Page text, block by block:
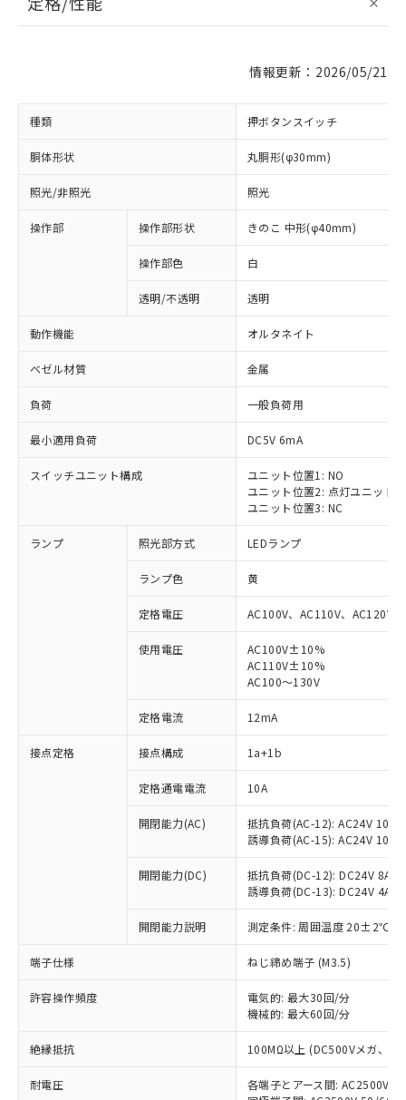
情報更新：2026/05/21
種類 押ボタンスイッチ
胴体形状 丸胴形(φ30mm)
照光/非照光 照光
操作部 操作部形状 きのこ 中形(φ40mm)
操作部色 白
透明/不透明 透明
動作機能 オルタネイト
ベゼル材質 金属
負荷 一般負荷用
最小適用負荷 DC5V 6mA
スイッチユニット構成
ユニット位置1: NO
ユニット位置2: 点灯ユニット
ユニット位置3: NC
ランプ 照光部方式 LEDランプ
ランプ色 黄
定格電圧 AC100V、AC110V、AC120V
使用電圧
AC100V±10%
AC110V±10%
AC100～130V
定格電流 12mA
接点定格 接点構成 1a+1b
定格通電電流 10A
開閉能力(AC)
抵抗負荷(AC-12): AC24V 10A/
誘導負荷(AC-15): AC24V
開閉能力(DC)
抵抗負荷(DC-12): DC24V 8A/
誘導負荷(DC-13): DC24V 4A/
開閉能力説明 測定条件: 周囲温度 20±2℃、
端子仕様 ねじ締め端子 (M3.5)
許容操作頻度
電気的: 最大30回/分
機械的: 最大60回/分
絶縁抵抗 100MΩ以上 (DC500Vメガ、点
耐電圧
各端子とアース間: AC2500V
ご利用条件
以下の条件をお読みいただき、同意のうえ
本サービスは、当社制御機器事業取扱
商品の当社在庫状況および標準価格
(税抜)を提供させていただくもので
当社制御機器事業取扱商品の中には、
本サービスの対象外となる商品もある
ことをご了承ください。
※1 対応状況
対応済み：EU RoHS指令（10物質）の
非含有に対応した製品が提供可能な商品で
対応予定：EU RoHS指令（10物質）の非含
有に対応した製品に切り替える予定のある
対応予定なし：EU RoHS指令（10物質）の
非含有に非対応の商品で、対応品を出す予
調査・確認中：EU RoHS指令（10物質）の
非含有の対応状況を調査中または確認中の
商品です。
非該当品：ライセンス料など無形物で、有
害物質有無と関係のない商品です。
仕入先様の事情により、非含有部品として
いたものが、含有品と判明した場合などや
「○」：最大均質材料含有率が中国RoHSの
「×」：最大均質材料含有率が中国RoHSの
基準値を超えていることを示します。
当社は、これら貴社製品のうち、外国